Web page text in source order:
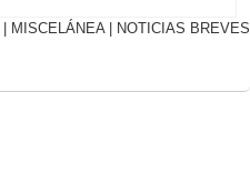
MISCELÁNEA
NOTICIAS BREVES